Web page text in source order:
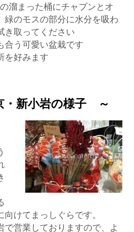
溜まった桶にチャプンとオ
緑のモスの部分に水分を吸わ
き取ってください
合う可愛い盆栽です
を好みます
・新小岩の様子 ～
けてまっしぐらです。
で営業しておりますので、よ